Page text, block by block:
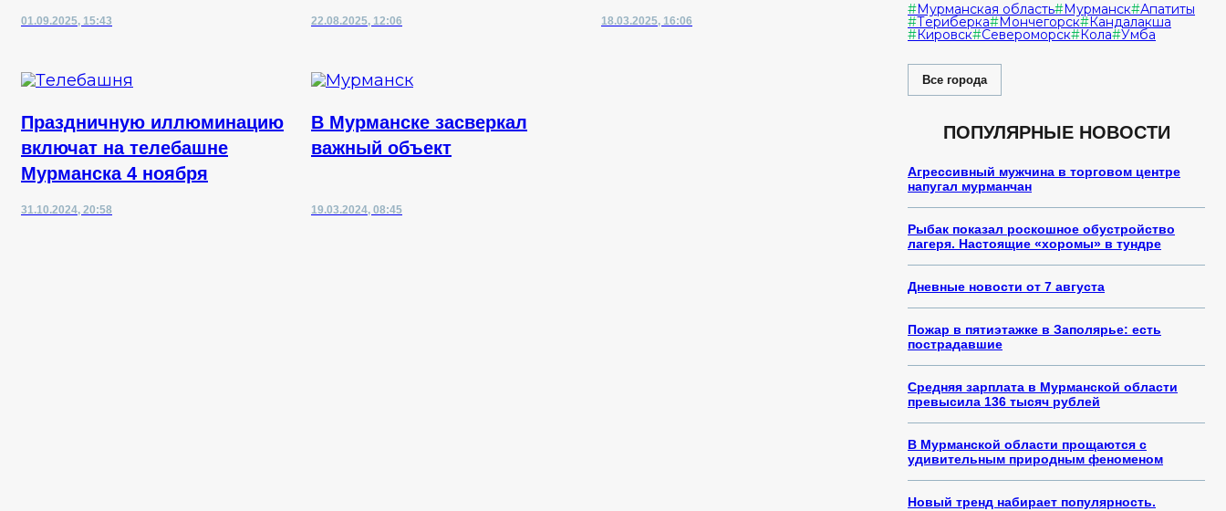
01.09.2025, 15:43 22.08.2025, 12:06 18.03.2025, 16:06
Праздничную иллюминацию
включат на телебашне
Мурманска 4 ноября
31.10.2024, 20:58
В Мурманске засверкал
важный объект
19.03.2024, 08:45
Мурманская область Мурманск Апатиты
Териберка Мончегорск Кандалакша
Кировск Североморск Кола Умба
Все города
ПОПУЛЯРНЫЕ НОВОСТИ
Агрессивный мужчина в торговом центре
напугал мурманчан
Рыбак показал роскошное обустройство
лагеря. Настоящие «хоромы» в тундре
Дневные новости от 7 августа
Пожар в пятиэтажке в Заполярье: есть
пострадавшие
Средняя зарплата в Мурманской области
превысила 136 тысяч рублей
В Мурманской области прощаются с
удивительным природным феноменом
Новый тренд набирает популярность.